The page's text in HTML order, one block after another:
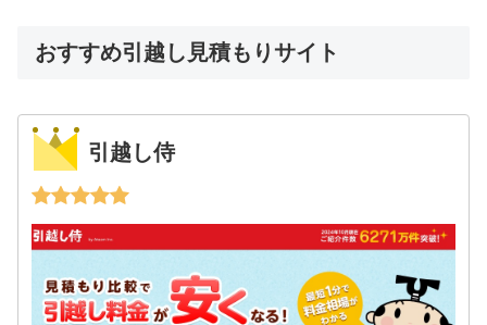
おすすめ引越し見積もりサイト
引越し侍